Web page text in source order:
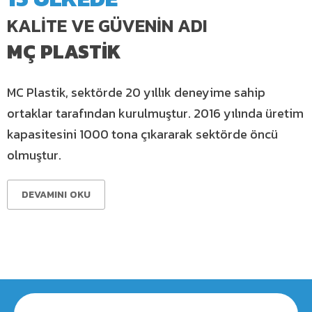
KALİTE VE GÜVENİN ADI
MÇ PLASTİK
MC Plastik, sektörde 20 yıllık deneyime sahip
ortaklar tarafından kurulmuştur. 2016 yılında üretim
kapasitesini 1000 tona çıkararak sektörde öncü
olmuştur.
DEVAMINI OKU